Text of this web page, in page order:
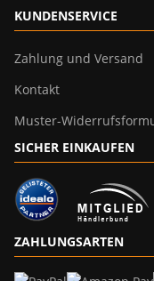
KUNDENSERVICE
Zahlung und Versand
Kontakt
Muster-
SICHER EINKAUFEN
ZAHLUNGSARTEN